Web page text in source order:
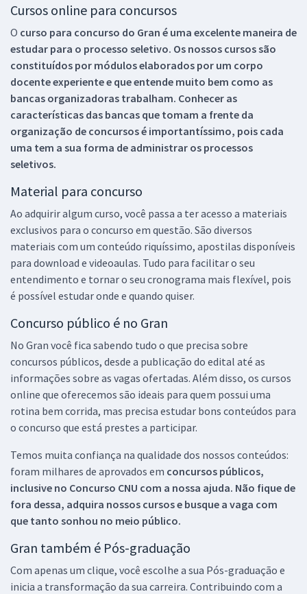
Cursos online para concursos
O curso para concurso do Gran é uma excelente maneira de
estudar para o processo seletivo. Os nossos cursos são
constituídos por módulos elaborados por um corpo
docente experiente e que entende muito bem como as
bancas organizadoras trabalham. Conhecer as
características das bancas que tomam a frente da
organização de concursos é importantíssimo, pois cada
uma tem a sua forma de administrar os processos
seletivos.
Material para concurso
Ao adquirir algum curso, você passa a ter acesso a materiais
exclusivos para o concurso em questão. São diversos
materiais com um conteúdo riquíssimo, apostilas disponíveis
para download e videoaulas. Tudo para facilitar o seu
entendimento e tornar o seu cronograma mais flexível, pois
é possível estudar onde e quando quiser.
Concurso público é no Gran
No Gran você fica sabendo tudo o que precisa sobre
concursos públicos, desde a publicação do edital até as
informações sobre as vagas ofertadas. Além disso, os cursos
online que oferecemos são ideais para quem possui uma
rotina bem corrida, mas precisa estudar bons conteúdos para
o concurso que está prestes a participar.
Temos muita confiança na qualidade dos nossos conteúdos:
foram milhares de aprovados em concursos públicos,
inclusive no Concurso CNU com a nossa ajuda. Não fique de
fora dessa, adquira nossos cursos e busque a vaga com
que tanto sonhou no meio público.
Gran também é Pós-graduação
Com apenas um clique, você escolhe a sua Pós-graduação e
inicia a transformação da sua carreira. Contribuindo com a